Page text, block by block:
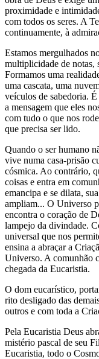
proximidade e
com todos os seres. A
continuamente, à
Estamos mergulhados
multiplicidade de notas,
Formamos uma
uma cascata, uma
veículos de sabedoria.
a mensagem que eles
com tudo o que nos
que precisa ser lido.
Quando o ser humano
vive numa casa-prisão
cósmica. Ao contrário,
coisas e entra em
emancipa e se dilata,
ampliam... O Universo
encontra o coração de
lampejo da divindade.
universal que nos
ensina a abraçar a
Universo. A comunhão
chegada da Eucaristia.
O dom eucarístico,
rito desligado das
outros e com toda a
Pela Eucaristia Deus
mistério pascal de seu
Eucaristia, todo o